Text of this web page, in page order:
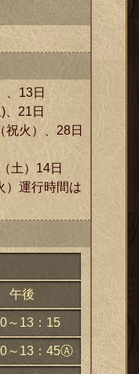
、13日
、21日
祝火）、28日
土）14日
）運行時間は
午後
～13：15
～13：45Ⓐ